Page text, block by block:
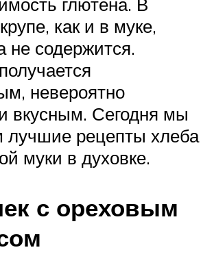
как и в муке,
не содержится.
невероятно
вкусным. Сегодня мы
лучшие рецепты хлеба
муки в духовке.
с ореховым